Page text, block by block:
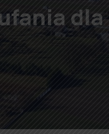
dla